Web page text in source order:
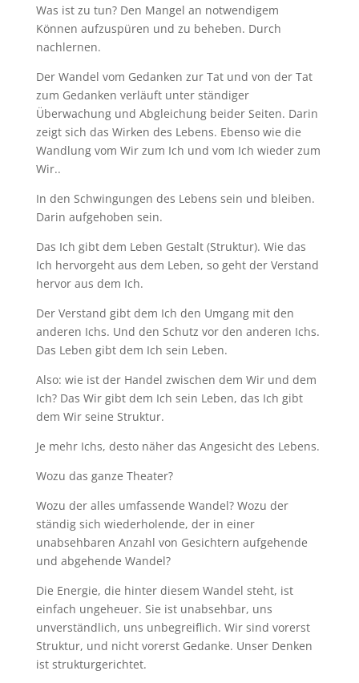
Was ist zu tun? Den Mangel an notwendigem
Können aufzuspüren und zu beheben. Durch
nachlernen.
Der Wandel vom Gedanken zur Tat und von der Tat
zum Gedanken verläuft unter ständiger
Überwachung und Abgleichung beider Seiten. Darin
zeigt sich das Wirken des Lebens. Ebenso wie die
Wandlung vom Wir zum Ich und vom Ich wieder zum
Wir..
In den Schwingungen des Lebens sein und bleiben.
Darin aufgehoben sein.
Das Ich gibt dem Leben Gestalt (Struktur). Wie das
Ich hervorgeht aus dem Leben, so geht der Verstand
hervor aus dem Ich.
Der Verstand gibt dem Ich den Umgang mit den
anderen Ichs. Und den Schutz vor den anderen Ichs.
Das Leben gibt dem Ich sein Leben.
Also: wie ist der Handel zwischen dem Wir und dem
Ich? Das Wir gibt dem Ich sein Leben, das Ich gibt
dem Wir seine Struktur.
Je mehr Ichs, desto näher das Angesicht des Lebens.
Wozu das ganze Theater?
Wozu der alles umfassende Wandel? Wozu der
ständig sich wiederholende, der in einer
unabsehbaren Anzahl von Gesichtern aufgehende
und abgehende Wandel?
Die Energie, die hinter diesem Wandel steht, ist
einfach ungeheuer. Sie ist unabsehbar, uns
unverständlich, uns unbegreiflich. Wir sind vorerst
Struktur, und nicht vorerst Gedanke. Unser Denken
ist strukturgerichtet.